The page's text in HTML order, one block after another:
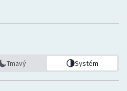
Tmavý Systém